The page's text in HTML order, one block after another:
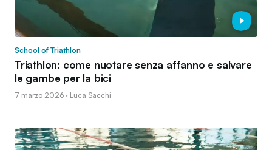
School of Triathlon
Triathlon: come nuotare senza affanno e salvare
le gambe per la bici
7 marzo 2026 · Luca Sacchi